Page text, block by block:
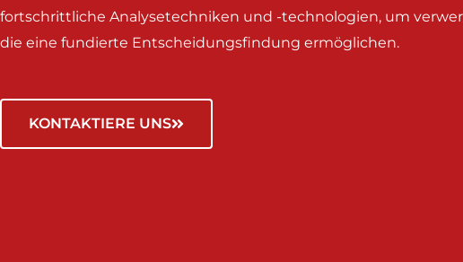
fortschrittliche Analysetechniken und -technologien, um
die eine fundierte Entscheidungsfindung ermöglichen.
KONTAKTIERE UNS